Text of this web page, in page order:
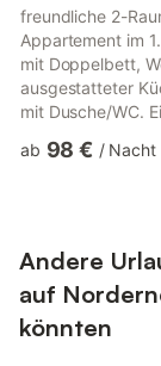
freundliche 2-
Appartement im
mit Doppelbett,
ausgestatteter
mit Dusche/WC.
ab 98 € / Nacht
Andere
auf
könnten